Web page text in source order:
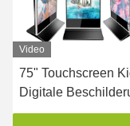
Video
75" Touchscreen Kiosk
Digitale Beschilderung
Boden stehende